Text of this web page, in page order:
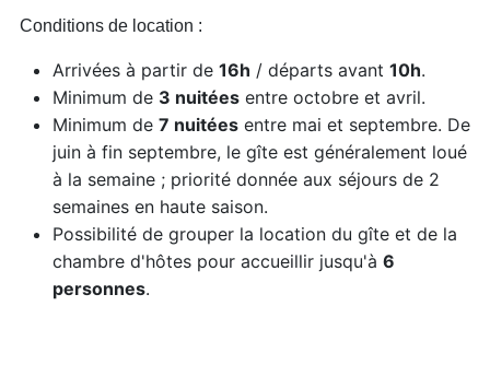
Conditions de location :
Arrivées à partir de 16h / départs avant 10h.
Minimum de 3 nuitéesentre octobre et avril.
Minimum de 7 nuitéesentre mai et septembre. De
juin à fin septembre, le gîte est généralement loué
à la semaine ; priorité donnée aux séjours de 2
semaines en haute saison.
Possibilité de grouper la location du gîte et de la
chambre d'hôtes pour accueillir jusqu'à 6
personnes.